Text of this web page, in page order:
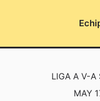
LIGA A V-A
MAY